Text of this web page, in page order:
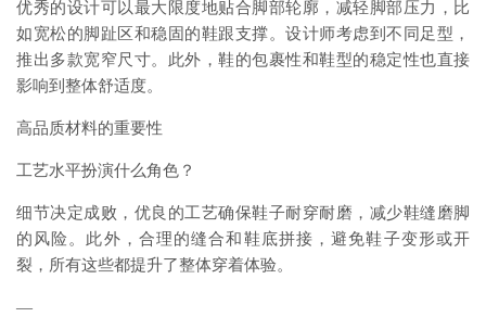
优秀的设计可以最大限度地贴合脚部轮廓，减轻脚部压力，比
如宽松的脚趾区和稳固的鞋跟支撑。设计师考虑到不同足型，
推出多款宽窄尺寸。此外，鞋的包裹性和鞋型的稳定性也直接
影响到整体舒适度。
高品质材料的重要性
工艺水平扮演什么角色？
细节决定成败，优良的工艺确保鞋子耐穿耐磨，减少鞋缝磨脚
的风险。此外，合理的缝合和鞋底拼接，避免鞋子变形或开
裂，所有这些都提升了整体穿着体验。
—